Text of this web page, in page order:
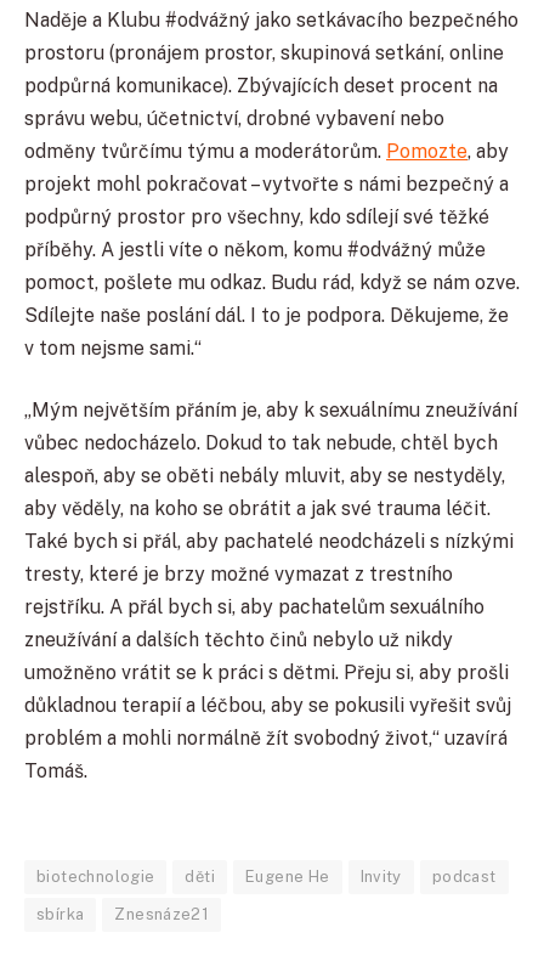
Naděje a Klubu #odvážný jako setkávacího bezpečného
prostoru (pronájem prostor, skupinová setkání, online
podpůrná komunikace). Zbývajících deset procent na
správu webu, účetnictví, drobné vybavení nebo
odměny tvůrčímu týmu a moderátorům. Pomozte, aby
projekt mohl pokračovat – vytvořte s námi bezpečný a
podpůrný prostor pro všechny, kdo sdílejí své těžké
příběhy. A jestli víte o někom, komu #odvážný může
pomoct, pošlete mu odkaz. Budu rád, když se nám ozve.
Sdílejte naše poslání dál. I to je podpora. Děkujeme, že
v tom nejsme sami.“
„Mým největším přáním je, aby k sexuálnímu zneužívání
vůbec nedocházelo. Dokud to tak nebude, chtěl bych
alespoň, aby se oběti nebály mluvit, aby se nestyděly,
aby věděly, na koho se obrátit a jak své trauma léčit.
Také bych si přál, aby pachatelé neodcházeli s nízkými
tresty, které je brzy možné vymazat z trestního
rejstříku. A přál bych si, aby pachatelům sexuálního
zneužívání a dalších těchto činů nebylo už nikdy
umožněno vrátit se k práci s dětmi. Přeju si, aby prošli
důkladnou terapií a léčbou, aby se pokusili vyřešit svůj
problém a mohli normálně žít svobodný život,“ uzavírá
Tomáš.
biotechnologie děti Eugene He Invity podcast
sbírka Znesnáze21